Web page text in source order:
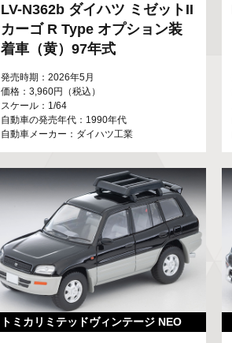
LV-N362b ダイハツ ミゼットII
カーゴ R Type オプション装
着車（黄）97年式
発売時期：2026年5月
価格：3,960円（税込）
スケール：1/64
自動車の発売年代：1990年代
自動車メーカー：ダイハツ工業
トミカリミテッドヴィンテージ NEO